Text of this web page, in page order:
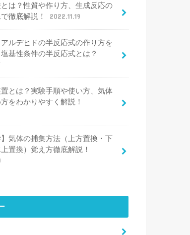
は？性質や作り方、生成反応の
徹底解説！
2022.11.19
アルデヒドの半反応式の作り方を
基性条件の半反応式とは？
とは？実験手順や使い方、気体
をわかりやすく解説！
】気体の捕集方法（上方置換・下
置換）覚え方徹底解説！